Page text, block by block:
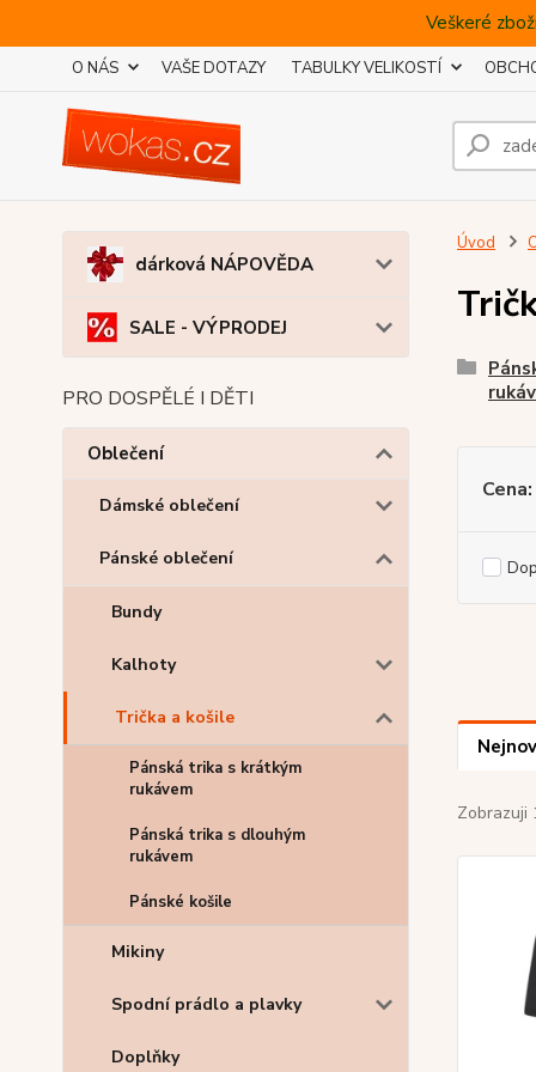
Veškeré
O NÁS VAŠE DOTAZY TABULKY VELIKOSTÍ
dárková NÁPOVĚDA
SALE - VÝPRODEJ
PRO DOSPĚLÉ I DĚTI
Oblečení
Dámské oblečení
Pánské oblečení
Bundy
Kalhoty
Trička a košile
Pánská trika s krátkým
rukávem
Pánská trika s dlouhým
rukávem
Pánské košile
Mikiny
Spodní prádlo a plavky
Doplňky
Úvod
Cena:
Zobrazuji